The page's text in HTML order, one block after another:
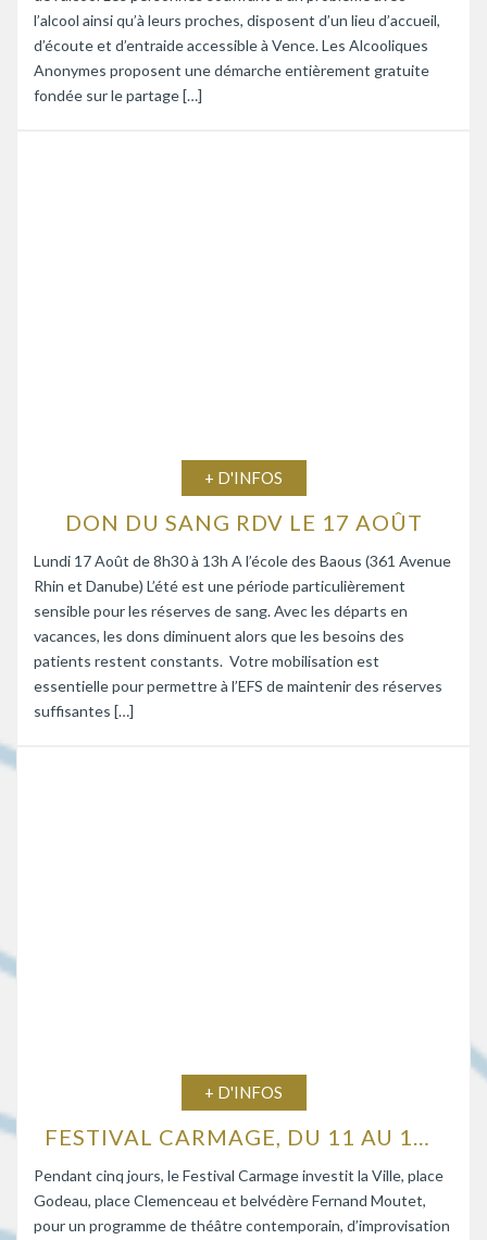
l’alcool ainsi qu’à leurs proches, disposent d’un lieu d’accueil,
d’écoute et d’entraide accessible à Vence. Les Alcooliques
Anonymes proposent une démarche entièrement gratuite
fondée sur le partage […]
+ D'INFOS
DON DU SANG RDV LE 17 AOÛT
Lundi 17 Août de 8h30 à 13h A l’école des Baous (361 Avenue
Rhin et Danube) L’été est une période particulièrement
sensible pour les réserves de sang. Avec les départs en
vacances, les dons diminuent alors que les besoins des
patients restent constants. Votre mobilisation est
essentielle pour permettre à l’EFS de maintenir des réserves
suffisantes […]
+ D'INFOS
FESTIVAL CARMAGE, DU 11 AU 15 AOÛT 2026
Pendant cinq jours, le Festival Carmage investit la Ville, place
Godeau, place Clemenceau et belvédère Fernand Moutet,
pour un programme de théâtre contemporain, d’improvisation